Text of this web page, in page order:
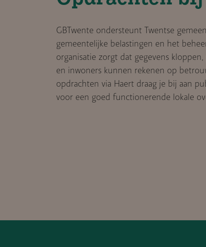
GBTwente ondersteunt Twentse
gemeentelijke belastingen en het
organisatie zorgt dat gegevens
en inwoners kunnen rekenen op
opdrachten via Haert draag je bij aan
voor een goed functionerende lokale